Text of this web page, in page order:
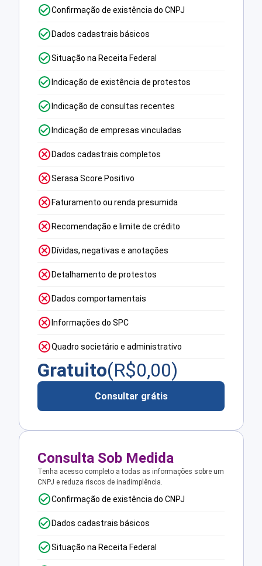
Confirmação de existência do CNPJ
Dados cadastrais básicos
Situação na Receita Federal
Indicação de existência de protestos
Indicação de consultas recentes
Indicação de empresas vinculadas
Dados cadastrais completos
Serasa Score Positivo
Faturamento ou renda presumida
Recomendação e limite de crédito
Dívidas, negativas e anotações
Detalhamento de protestos
Dados comportamentais
Informações do SPC
Quadro societário e administrativo
Gratuito(R$0,00)
Consultar grátis
Consulta Sob Medida
Tenha acesso completo a todas as informações sobre um
CNPJ e reduza riscos de inadimplência.
Confirmação de existência do CNPJ
Dados cadastrais básicos
Situação na Receita Federal